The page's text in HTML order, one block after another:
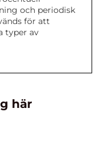
och periodisk
för att
typer av
här